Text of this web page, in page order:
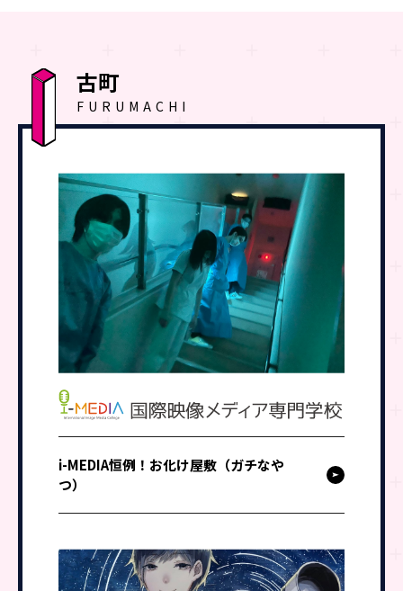
古町
FURUMACHI
i-MEDIA恒例！お化け屋敷（ガチなや
つ）